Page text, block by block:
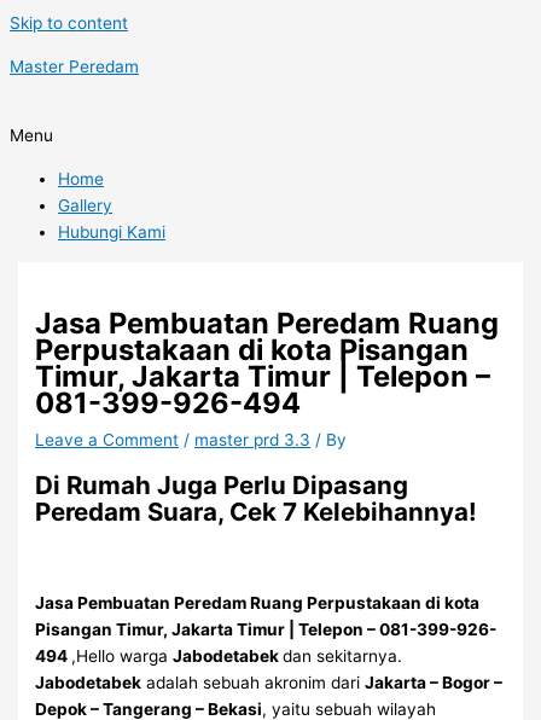
Skip to content
Master Peredam
Menu
Home
Gallery
Hubungi Kami
Jasa Pembuatan Peredam Ruang
Perpustakaan di kota Pisangan
Timur, Jakarta Timur | Telepon –
081-399-926-494
Leave a Comment / master prd 3.3 / By
Di Rumah Juga Perlu Dipasang
Peredam Suara, Cek 7 Kelebihannya!
Jasa Pembuatan Peredam Ruang Perpustakaan di kota
Pisangan Timur, Jakarta Timur | Telepon – 081-399-926-
494 ,Hello wargaJabodetabekdan sekitarnya.
Jabodetabek adalah sebuah akronim dariJakarta – Bogor –
Depok – Tangerang – Bekasi, yaitu sebuah wilayah